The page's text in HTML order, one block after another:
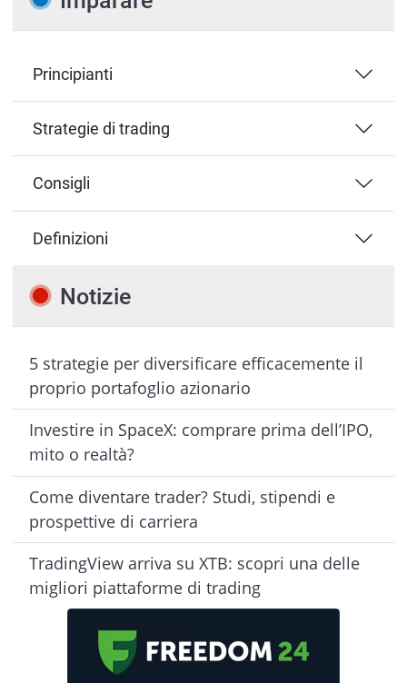
Principianti
Strategie di trading
Consigli
Definizioni
Notizie
5 strategie per diversificare efficacemente il
proprio portafoglio azionario
Investire in SpaceX: comprare prima dell’IPO,
mito o realtà?
Come diventare trader? Studi, stipendi e
prospettive di carriera
TradingView arriva su XTB: scopri una delle
migliori piattaforme di trading